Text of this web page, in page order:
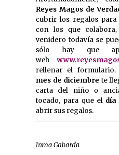
Reyes Magos de
cubrir los regalos
con los que
venidero todavía se
sólo hay que
web
rellenar el formulario.
mes de diciembre te
carta del niño o
tocado, para que el día
abrir sus regalos.
Inma Gabarda